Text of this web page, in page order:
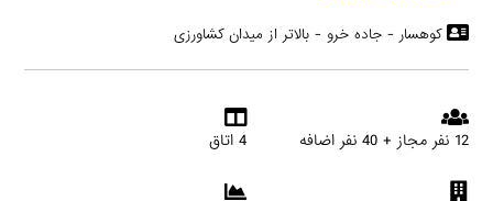
کوهسار - جاده خرو - بالاتر از میدان کشاورزی
12 نفر مجاز + 40 نفر اضافه 4 اتاق